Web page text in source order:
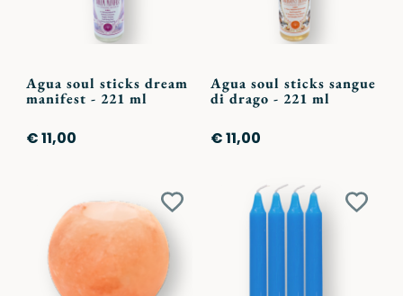
Agua soul sticks dream
manifest - 221 ml
€ 11,00
Agua soul sticks sangue
di drago - 221 ml
€ 11,00
Aggiungi